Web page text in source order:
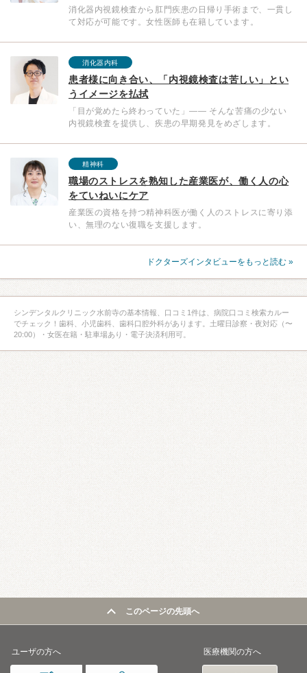
消化器内視鏡検査から肛門疾患の日帰り手術まで、一貫し
て対応が可能です。女性医師も在籍しています。
消化器内科
患者様に向き合い、「内視鏡検査は苦しい」とい
うイメージを払拭
「目が覚めたら終わっていた」—— そんな苦痛の少ない
内視鏡検査を提供し、疾患の早期発見をめざします。
精神科
職場のストレスを熟知した産業医が、働く人の心
をていねいにケア
産業医の資格を持つ精神科医が働く人のストレスに寄り添
い、無理のない復職を支援します。
ドクターズインタビューをもっと読む »
シンデンタルクリニック水前寺の基本情報、口コミ1件は、病院口コミ検索カルー
でチェック！歯科、小児歯科、歯科口腔外科があります。土曜日診察・夜対応（〜
20:00）・女医在籍・駐車場あり・電子決済利用可。
このページの先頭へ
ユーザの方へ 医療機関の方へ